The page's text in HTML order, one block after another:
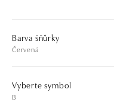
Barva šňůrky
Červená
Vyberte symbol
B